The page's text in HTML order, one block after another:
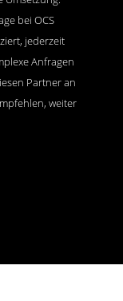
bei OCS
jederzeit
Anfragen
Partner an
weiter